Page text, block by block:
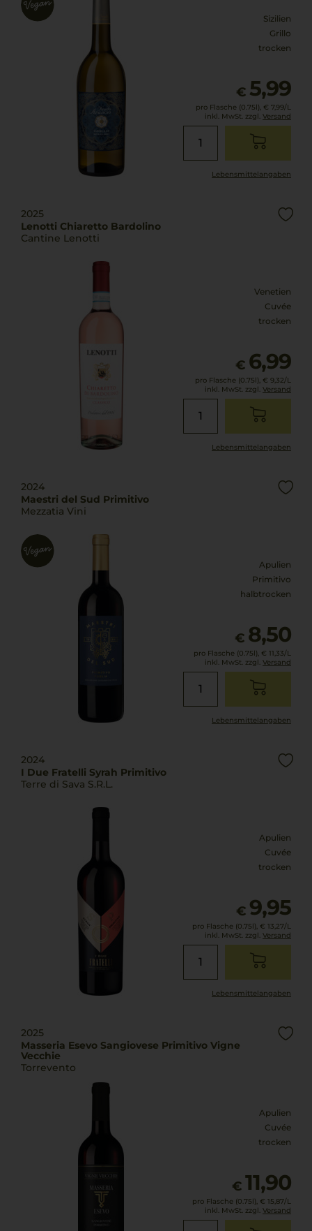
Sizilien
Grillo
trocken
€ 5,99
pro Flasche (0.75l), € 7,99/L
inkl. MwSt. zzgl. Versand
Lebensmittel­angaben
2025
Lenotti Chiaretto Bardolino
Cantine Lenotti
Venetien
Cuvée
trocken
€ 6,99
pro Flasche (0.75l), € 9,32/L
inkl. MwSt. zzgl. Versand
Lebensmittel­angaben
2024
Maestri del Sud Primitivo
Mezzatia Vini
Apulien
Primitivo
halbtrocken
€ 8,50
pro Flasche (0.75l), € 11,33/L
inkl. MwSt. zzgl. Versand
Lebensmittel­angaben
2024
I Due Fratelli Syrah Primitivo
Terre di Sava S.R.L.
Apulien
Cuvée
trocken
€ 9,95
pro Flasche (0.75l), € 13,27/L
inkl. MwSt. zzgl. Versand
Lebensmittel­angaben
2025
Masseria Esevo Sangiovese Primitivo Vigne
Vecchie
Torrevento
Apulien
Cuvée
trocken
€ 11,90
pro Flasche (0.75l), € 15,87/L
inkl. MwSt. zzgl. Versand